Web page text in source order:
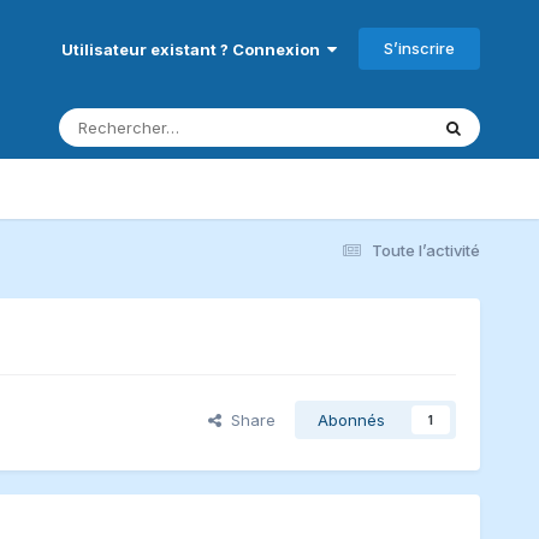
Utilisateur existant ? Connexion S’inscrire
Toute l’activité
Share Abonnés 1